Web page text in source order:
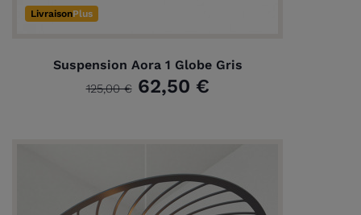
LivraisonPlus
Suspension Aora 1 Globe Gris
125,00 €62,50 €